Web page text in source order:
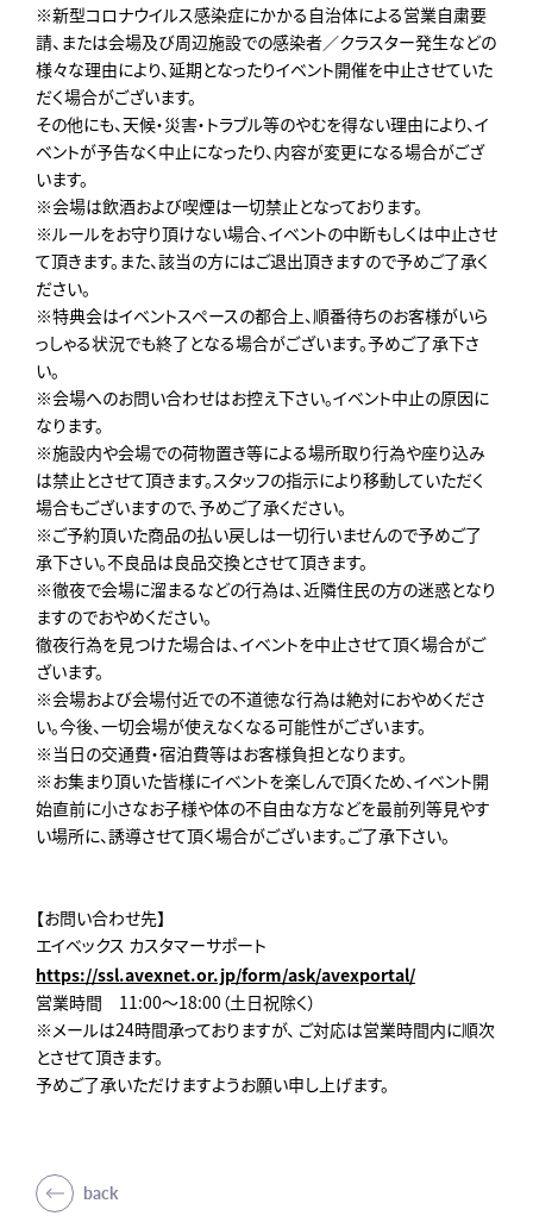
※新型コロナウイルス感染症にかかる自治体による営業自粛要
請、または会場及び周辺施設での感染者／クラスター発生などの
様々な理由により、延期となったりイベント開催を中止させていた
だく場合がございます。
その他にも、天候・災害・トラブル等のやむを得ない理由により、イ
ベントが予告なく中止になったり、内容が変更になる場合がござ
います。
※会場は飲酒および喫煙は一切禁止となっております。
※ルールをお守り頂けない場合、イベントの中断もしくは中止させ
て頂きます。また、該当の方にはご退出頂きますので予めご了承く
ださい。
※特典会はイベントスペースの都合上、順番待ちのお客様がいら
っしゃる状況でも終了となる場合がございます。予めご了承下さ
い。
※会場へのお問い合わせはお控え下さい。イベント中止の原因に
なります。
※施設内や会場での荷物置き等による場所取り行為や座り込み
は禁止とさせて頂きます。スタッフの指示により移動していただく
場合もございますので、予めご了承ください。
※ご予約頂いた商品の払い戻しは一切行いませんので予めご了
承下さい。不良品は良品交換とさせて頂きます。
※徹夜で会場に溜まるなどの行為は、近隣住民の方の迷惑となり
ますのでおやめください。
徹夜行為を見つけた場合は、イベントを中止させて頂く場合がご
ざいます。
※会場および会場付近での不道徳な行為は絶対におやめくださ
い。今後、一切会場が使えなくなる可能性がございます。
※当日の交通費・宿泊費等はお客様負担となります。
※お集まり頂いた皆様にイベントを楽しんで頂くため、イベント開
始直前に小さなお子様や体の不自由な方などを最前列等見やす
い場所に、誘導させて頂く場合がございます。ご了承下さい。
【お問い合わせ先】
エイベックス カスタマーサポート
https://ssl.avexnet.or.jp/form/ask/avexportal/
営業時間 11:00～18:00（土日祝除く）
※メールは24時間承っておりますが、 ご対応は営業時間内に順次
とさせて頂きます。
予めご了承いただけますようお願い申し上げます。
back